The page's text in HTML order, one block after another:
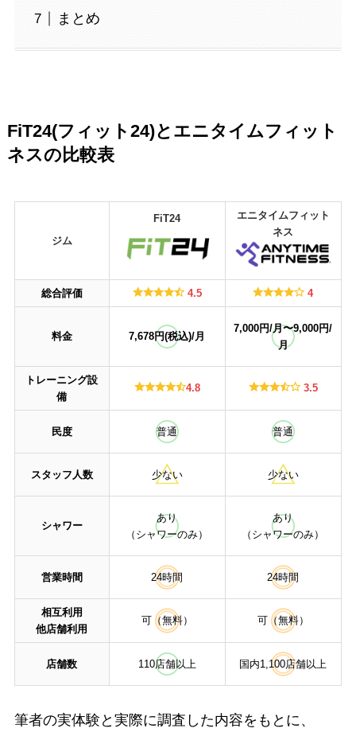
まとめ
FiT24(フィット24)とエニタイムフィット
ネスの比較表
ジム
FiT24
エニタイムフィット
ネス
総合評価 4.5 4
料金 7,678円(税込)/月
7,000円/月〜9,000円/
月
トレーニング設
備
4.8 3.5
民度 普通 普通
スタッフ人数 少ない 少ない
シャワー
あり
（シャワーのみ）
あり
（シャワーのみ）
営業時間 24時間 24時間
相互利用
他店舗利用
可（無料） 可（無料）
店舗数 110店舗以上 国内1,100店舗以上
筆者の実体験と実際に調査した内容をもとに、